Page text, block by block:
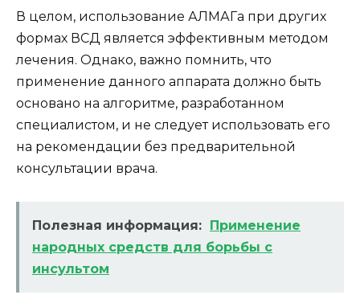
В целом, использование АЛМАГа при других
формах ВСД является эффективным методом
лечения. Однако, важно помнить, что
применение данного аппарата должно быть
основано на алгоритме, разработанном
специалистом, и не следует использовать его
на рекомендации без предварительной
консультации врача.
Полезная информация: Применение
народных средств для борьбы с
инсультом